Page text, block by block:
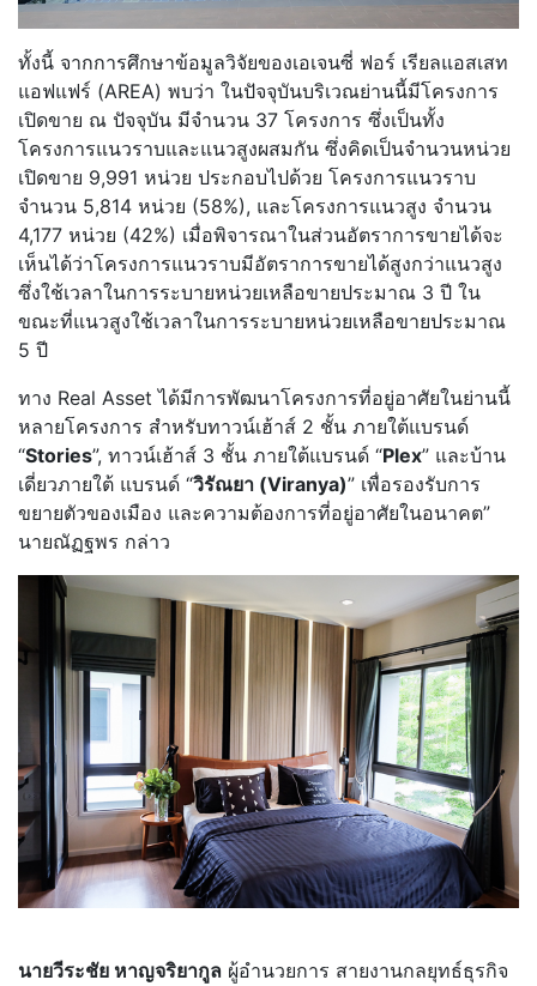
ทั้งนี้ จากการศึกษาข้อมูลวิจัยของเอเจนซี่ ฟอร์ เรียลแอสเสท
แอฟแฟร์ (AREA) พบว่า ในปัจจุบันบริเวณย่านนี้มีโครงการ
เปิดขาย ณ ปัจจุบัน มีจำนวน 37 โครงการ ซึ่งเป็นทั้ง
โครงการแนวราบและแนวสูงผสมกัน ซึ่งคิดเป็นจำนวนหน่วย
เปิดขาย 9,991 หน่วย ประกอบไปด้วย โครงการแนวราบ
จำนวน 5,814 หน่วย (58%), และโครงการแนวสูง จำนวน
4,177 หน่วย (42%) เมื่อพิจารณาในส่วนอัตราการขายได้จะ
เห็นได้ว่าโครงการแนวราบมีอัตราการขายได้สูงกว่าแนวสูง
ซึ่งใช้เวลาในการระบายหน่วยเหลือขายประมาณ 3 ปี ใน
ขณะที่แนวสูงใช้เวลาในการระบายหน่วยเหลือขายประมาณ
5 ปี
ทาง Real Asset ได้มีการพัฒนาโครงการที่อยู่อาศัยในย่านนี้
หลายโครงการ สำหรับทาวน์เฮ้าส์ 2 ชั้น ภายใต้แบรนด์
“Stories”, ทาวน์เฮ้าส์ 3 ชั้น ภายใต้แบรนด์ “Plex” และบ้าน
เดี่ยวภายใต้ แบรนด์ “วิรัณยา (Viranya)” เพื่อรองรับการ
ขยายตัวของเมือง และความต้องการที่อยู่อาศัยในอนาคต”
นายณัฏฐพร กล่าว
นายวีระชัย หาญจริยากูล ผู้อำนวยการ สายงานกลยุทธ์ธุรกิจ